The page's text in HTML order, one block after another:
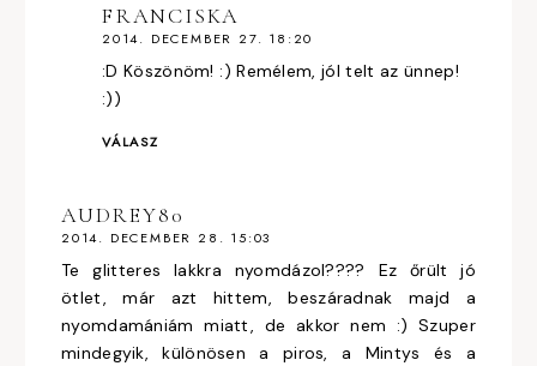
FRANCISKA
2014. DECEMBER 27. 18:20
:D Köszönöm! :) Remélem, jól telt az ünnep!
:))
VÁLASZ
AUDREY80
2014. DECEMBER 28. 15:03
Te glitteres lakkra nyomdázol???? Ez őrült jó
ötlet, már azt hittem, beszáradnak majd a
nyomdamániám miatt, de akkor nem :) Szuper
mindegyik, különösen a piros, a Mintys és a